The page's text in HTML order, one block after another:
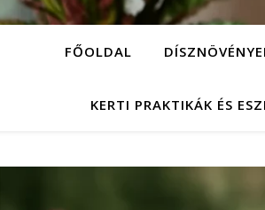
FŐOLDAL
KERTI PRAKTIKÁK ÉS